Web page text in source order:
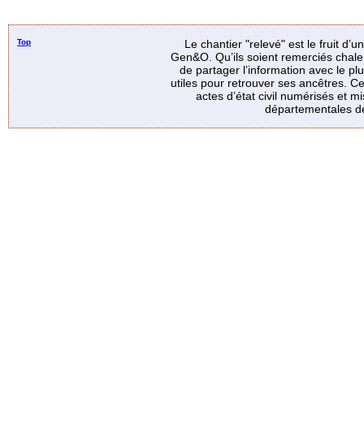
Top
Le chantier "relevé" est le fruit
Gen&O. Qu’ils soient remerciés
de partager l’information avec le
utiles pour retrouver ses ancêtres.
actes d’état civil numérisés et
départementales